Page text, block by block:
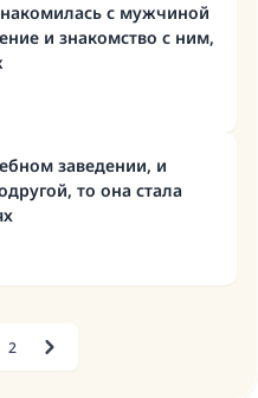
с мужчиной
и знакомство с ним,
заведении, и
то она стала
2 Next